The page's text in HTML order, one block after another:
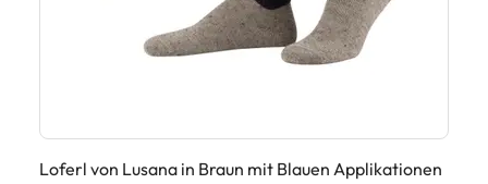
Loferl von Lusana in Braun mit Blauen Applikationen